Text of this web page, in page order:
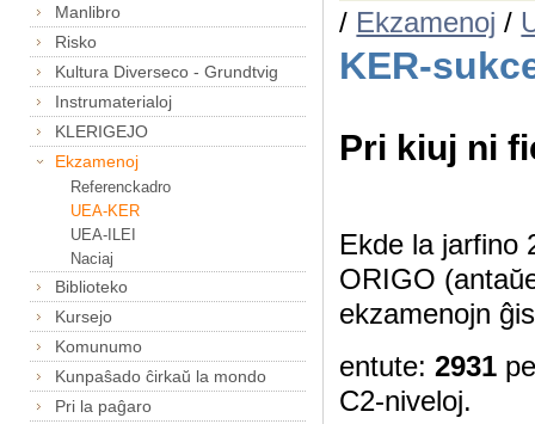
Manlibro
Risko
Kultura Diverseco - Grundtvig
Instrumaterialoj
KLERIGEJO
Ekzamenoj
Referenckadro
UEA-KER
UEA-ILEI
Naciaj
Biblioteko
Kursejo
Komunumo
Kunpaŝado ĉirkaŭ la mondo
Pri la paĝaro
/ Ekzamenoj /
KER-
Pri kiuj ni
Ekde la jarfino
ORIGO
ekzamenojn
entute:2931
C2-niveloj.